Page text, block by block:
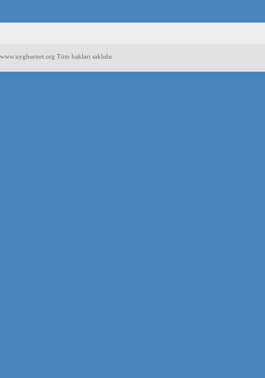
www.uyghurnet.org Tüm hakları saklıdır